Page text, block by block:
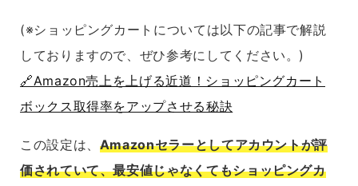
(※ショッピングカートについては以下の記事で解説
しておりますので、ぜひ参考にしてください。)
🔗Amazon売上を上げる近道！ショッピングカート
ボックス取得率をアップさせる秘訣
この設定は、 Amazonセラーとしてアカウントが評
価されていて、最安値じゃなくてもショッピングカ